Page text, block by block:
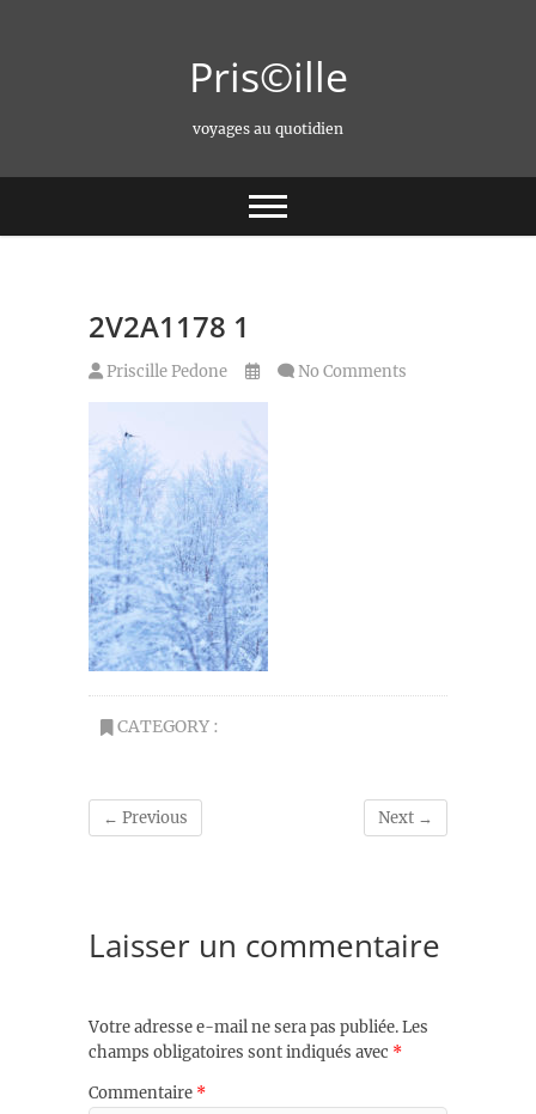
Pris©ille
voyages au quotidien
2V2A1178 1
Priscille Pedone No Comments
CATEGORY :
← Previous Next →
Laisser un commentaire
Votre adresse e-mail ne sera pas publiée.Les
champs obligatoires sont indiqués avec *
Commentaire *